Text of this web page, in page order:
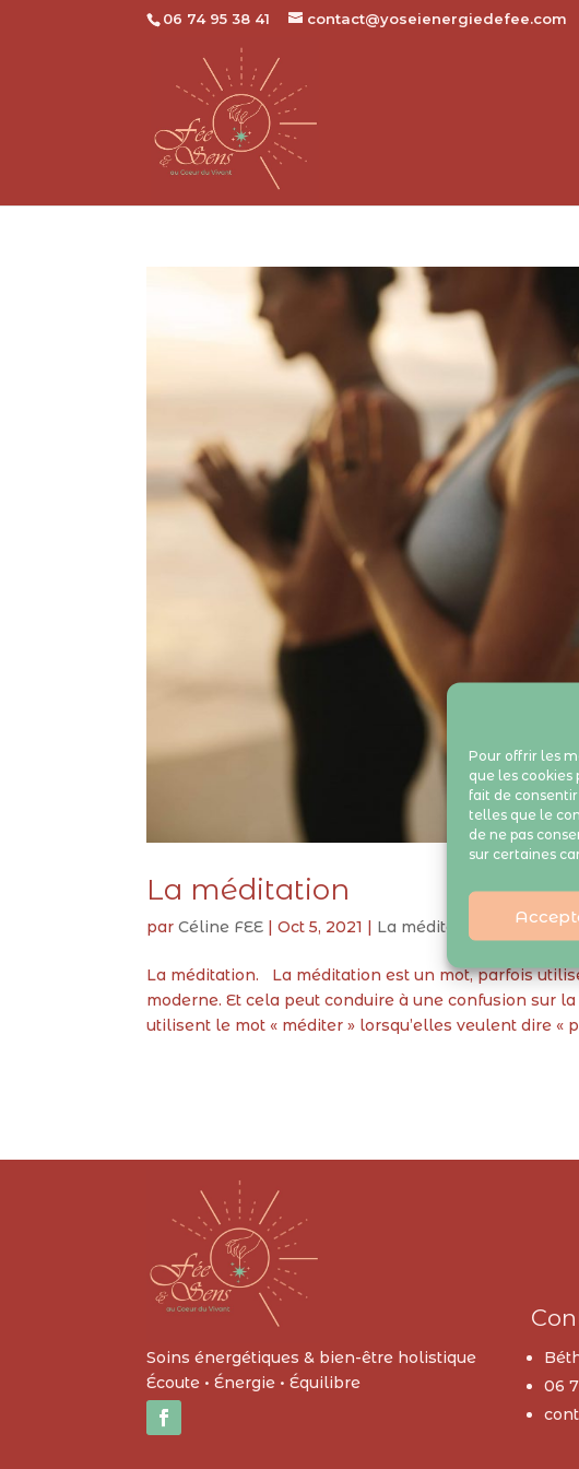
Pour offrir les
que les cookies
fait de
telles que le
de ne pas
sur certaines
06 74 95 38 41 contact@yoseienergiedefee.com
La méditation
parCéline FEE |Oct 5, 2021 La méditation
La méditation. La méditation est un mot, parfois
moderne. Et cela peut conduire à une confusion sur
utilisent le mot « méditer » lorsqu’elles veulent dire «
Soins énergétiques & bien-être holistique
Écoute • Énergie • Équilibre
06